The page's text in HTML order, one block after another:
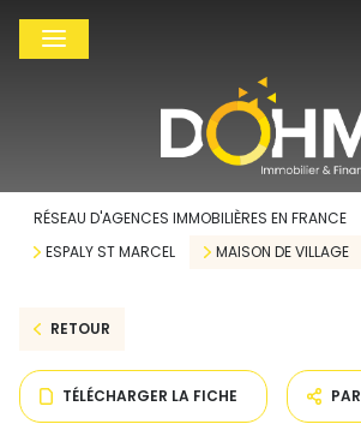
RÉSEAU D'AGENCES IMMOBILIÈRES EN FRANCE
ESPALY ST MARCEL
MAISON DE VILLAGE
RETOUR
TÉLÉCHARGER LA FICHE